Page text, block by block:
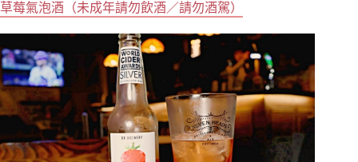
草莓氣泡酒（未成年請勿飲酒／請勿酒駕）